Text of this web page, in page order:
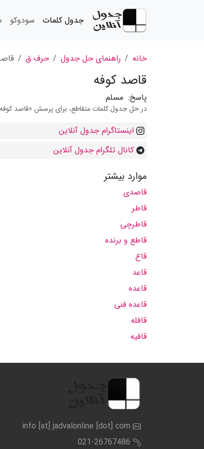
جدول کلمات سودوکو
خانه راهنمای حل جدول حرف ق
قاصد کوفه
پاسخ: مسلم
در حل جدول کلمات متقاطع، برای پرسش «قاصد
اینستاگرام جدول آنلاین
کانال تلگرام جدول آنلاین
موارد بیشتر
قاصدی
قاطر
قاطرچی
قاطع و برنده
قاع
قاعد
قاعده
قاعده فنی
قافله
قافیه
info [at] jadvalonline [dot] com
021-26767486